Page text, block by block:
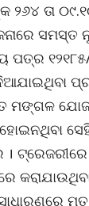
ତା
ସମସ୍ତ
ପତ୍ର
ସେହି
ମତ